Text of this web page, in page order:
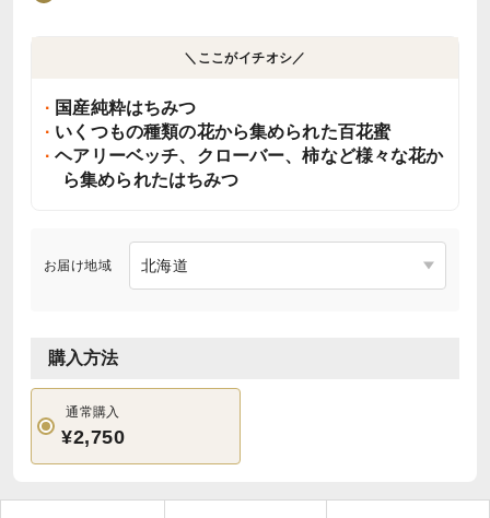
＼ここがイチオシ／
国産純粋はちみつ
いくつもの種類の花から集められた百花蜜
ヘアリーベッチ、クローバー、柿など様々な花か
ら集められたはちみつ
お届け地域
購入方法
通常購入
¥2,750